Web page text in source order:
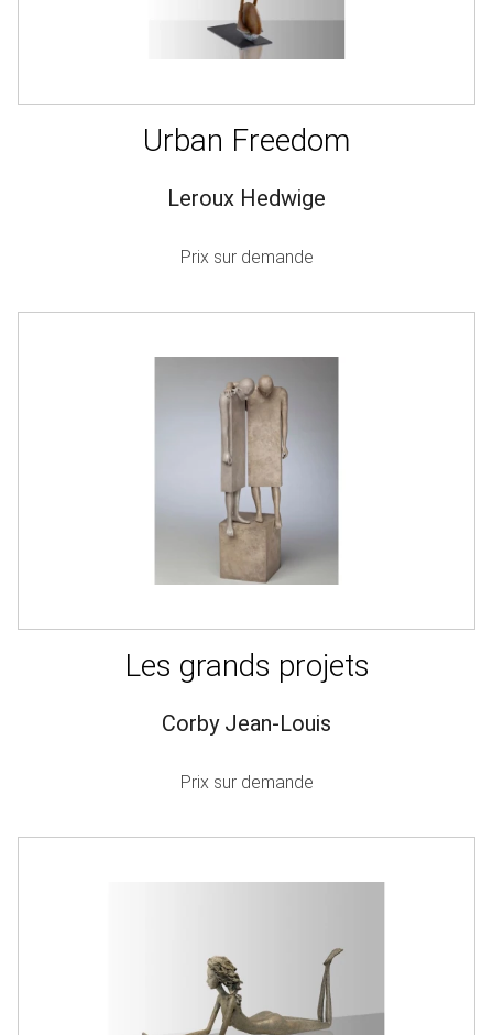
Urban Freedom
Leroux Hedwige
Prix sur demande
Les grands projets
Corby Jean-Louis
Prix sur demande